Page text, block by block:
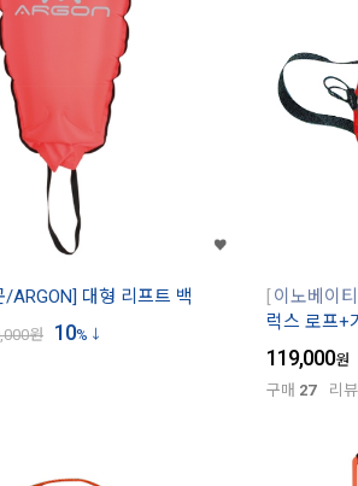
/ARGON] 대형 리프트 백
원 10%
이노베이
럭스 로프+
119,000원
구매 27 리뷰